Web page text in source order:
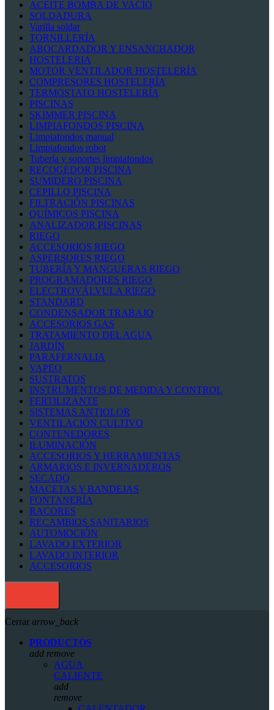
ACEITE BOMBA DE VACÍO
SOLDADURA
Varilla soldar
TORNILLERÍA
ABOCARDADOR Y ENSANCHADOR
HOSTELERIA
MOTOR VENTILADOR HOSTELERÍA
COMPRESORES HOSTELERÍA
TERMOSTATO HOSTELERÍA
PISCINAS
SKIMMER PISCINA
LIMPIAFONDOS PISCINA
Limpiafondos manual
Limpiafondos robot
Tubería y soportes limpiafondos
RECOGEDOR PISCINA
SUMIDERO PISCINA
CEPILLO PISCINA
FILTRACIÓN PISCINAS
QUÍMICOS PISCINA
ANALIZADOR PISCINAS
RIEGO
ACCESORIOS RIEGO
ASPERSORES RIEGO
TUBERÍA Y MANGUERAS RIEGO
PROGRAMADORES RIEGO
ELECTROVÁLVULA RIEGO
STANDARD
CONDENSADOR TRABAJO
ACCESORIOS GAS
TRATAMIENTO DEL AGUA
JARDÍN
PARAFERNALIA
VAPEO
SUSTRATOS
INSTRUMENTOS DE MEDIDA Y CONTROL
FERTILIZANTE
SISTEMAS ANTIOLOR
VENTILACIÓN CULTIVO
CONTENEDORES
ILUMINACIÓN
ACCESORIOS Y HERRAMIENTAS
ARMARIOS E INVERNADEROS
SECADO
MACETAS Y BANDEJAS
FONTANERÍA
RACORES
RECAMBIOS SANITARIOS
AUTOMOCIÓN
LAVADO EXTERIOR
LAVADO INTERIOR
ACCESORIOS
Cerrar arrow_back
PRODUCTOS
add remove
AGUA
CALIENTE
add
remove